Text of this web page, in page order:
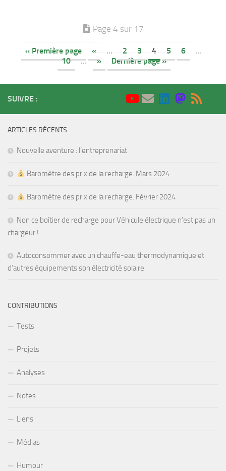
Page 4 sur 17
« Première page « … 2 3 4 5 6
…
10
… » Dernière page »
SUIVRE :
ARTICLES RÉCENTS
Nouvelle aventure : l’entreprenariat
Baromètre des prix de la recharge. Mars 2024
Baromètre des prix de la recharge. Février 2024
Non ce boîtier de recharge pour Véhicule électrique n’est pas un
chargeur !
Autoconsommer avec un chauffe-eau thermodynamique et
d’autres équipements son électricité solaire
CONTRIBUTIONS
Tests
Projets
Analyses
Notes
Liens
Médias
Humour